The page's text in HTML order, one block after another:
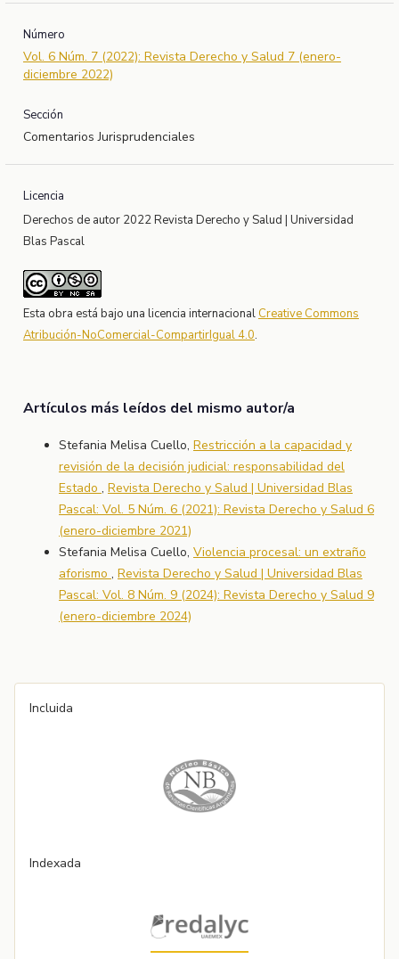
Número
Vol. 6 Núm. 7 (2022): Revista Derecho y Salud 7 (enero-
diciembre 2022)
Sección
Comentarios Jurisprudenciales
Licencia
Derechos de autor 2022 Revista Derecho y Salud | Universidad
Blas Pascal
Esta obra está bajo una licencia internacional Creative Commons
Atribución-NoComercial-CompartirIgual 4.0.
Artículos más leídos del mismo autor/a
Stefania Melisa Cuello, Restricción a la capacidad y
revisión de la decisión judicial: responsabilidad del
Estado , Revista Derecho y Salud | Universidad Blas
Pascal: Vol. 5 Núm. 6 (2021): Revista Derecho y Salud 6
(enero-diciembre 2021)
Stefania Melisa Cuello, Violencia procesal: un extraño
aforismo , Revista Derecho y Salud | Universidad Blas
Pascal: Vol. 8 Núm. 9 (2024): Revista Derecho y Salud 9
(enero-diciembre 2024)
Incluida
Indexada